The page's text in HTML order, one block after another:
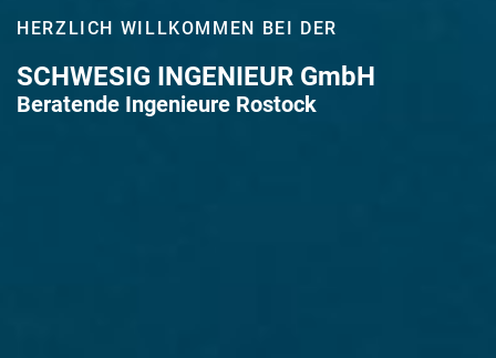
HERZLICH WILLKOMMEN BEI DER
SCHWESIG INGENIEUR GmbH
Beratende Ingenieure Rostock